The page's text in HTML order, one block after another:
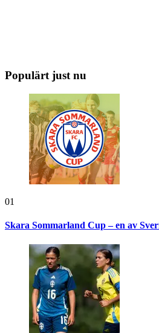
Populärt just nu
01
Skara Sommarland Cup – en av